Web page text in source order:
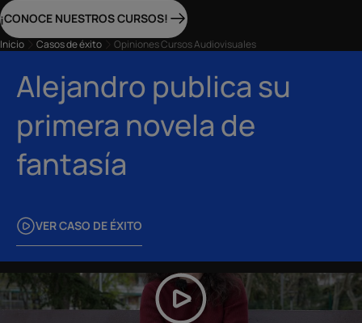
¡CONOCE NUESTROS CURSOS!
Inicio Casos de éxito Opiniones Cursos Audiovisuales
Alejandro publica su
primera novela de
fantasía
VER CASO DE ÉXITO